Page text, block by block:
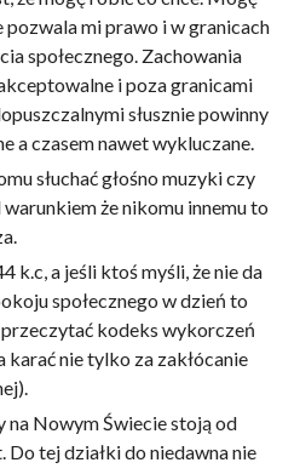
pozwala mi prawo i w granicach
społecznego. Zachowania
i poza granicami
słusznie powinny
a czasem nawet wykluczane.
słuchać głośno muzyki czy
że nikomu innemu to
k.c, a jeśli ktoś myśli, że nie da
społecznego w dzień to
kodeks wykorczeń
karać nie tylko za zakłócanie
na Nowym Świecie stoją od
Do tej działki do niedawna nie